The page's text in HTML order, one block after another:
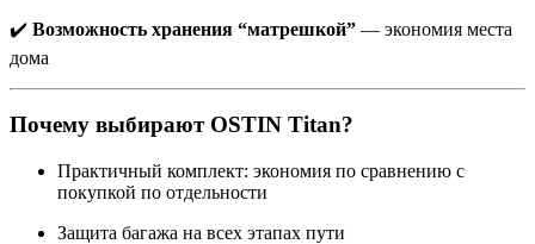
✔️ Возможность хранения “матрешкой” — экономия места
дома
Почему выбирают OSTIN Titan?
Практичный комплект: экономия по сравнению с
покупкой по отдельности
Защита багажа на всех этапах пути